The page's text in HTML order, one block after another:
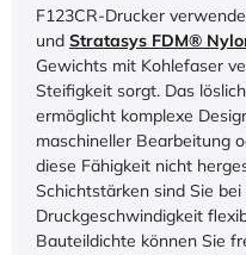
F123CR-Drucker
und Stratasys FDM®
Gewichts mit Kohlefaser
Steifigkeit sorgt. Das
ermöglicht komplexe
maschineller Bearbeitung
diese Fähigkeit nicht
Schichtstärken sind Sie
Druckgeschwindigkeit
Bauteildichte können Sie